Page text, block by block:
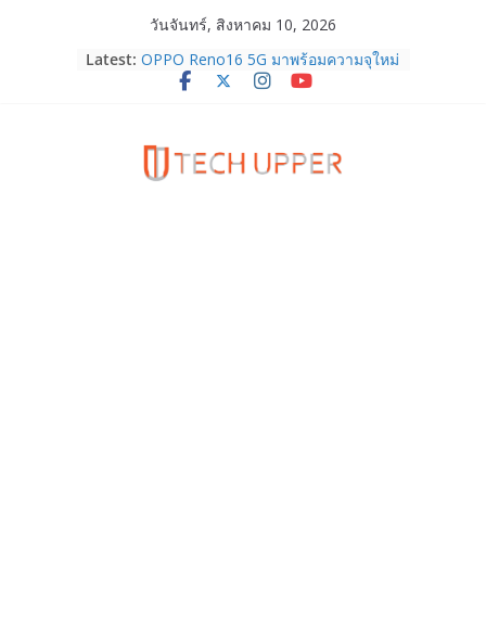
วันจันทร์, สิงหาคม 10, 2026
Latest: OPPO Reno16 5G มาพร้อมความจุใหม่
12GB+512GB เปิดคอลเลกชันพร้อม
สรุปข้อมูล Apple จะเปิดตัว iPhone 18
Series ในเดือน ก.ย. 69 คาดว่าจะเน้น